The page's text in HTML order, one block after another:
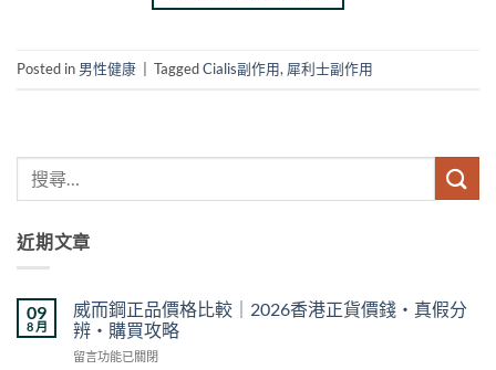
Posted in 男性健康 TaggedCialis副作用, 犀利士副作用
近期文章
09
8 月
威而鋼正品價格比較｜2026香港正貨價錢・真假分
辨・購買攻略
在
留言功能已關閉